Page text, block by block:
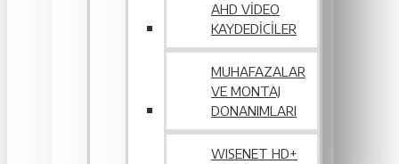
AHD VIDEO
KAYDEDICILER
MUHAFAZALAR
VE MONTAJ
DONANIMLARI
WISENET HD+